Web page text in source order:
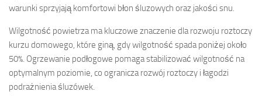
warunki sprzyjają komfortowi błon śluzowych oraz jakości snu.
Wilgotność powietrza ma kluczowe znaczenie dla rozwoju roztoczy
kurzu domowego, które giną, gdy wilgotność spada poniżej około
50%. Ogrzewanie podłogowe pomaga stabilizować wilgotność na
optymalnym poziomie, co ogranicza rozwój roztoczy i łagodzi
podrażnienia śluzówek.